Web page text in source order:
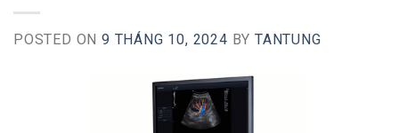
POSTED ON9 THÁNG 10, 2024 BYTANTUNG